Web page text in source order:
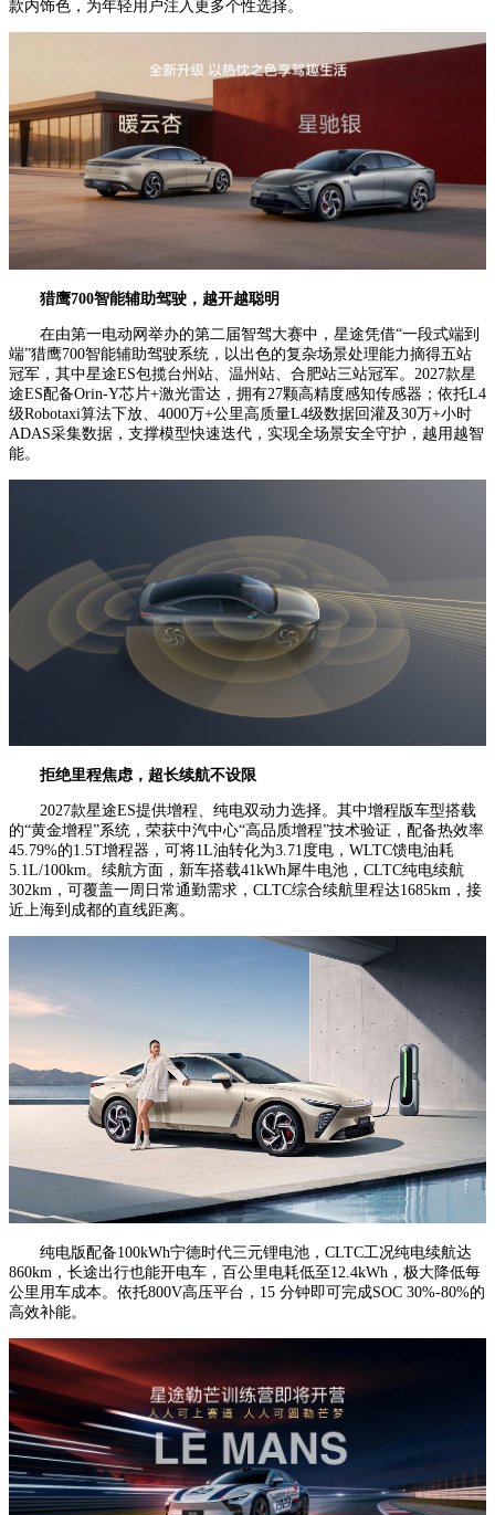
款内饰色，为年轻用户注入更多个性选择。
猎鹰700智能辅助驾驶，越开越聪明
在由第一电动网举办的第二届智驾大赛中，星途凭借“一段式端到
端”猎鹰700智能辅助驾驶系统，以出色的复杂场景处理能力摘得五站
冠军，其中星途ES包揽台州站、温州站、合肥站三站冠军。2027款星
途ES配备Orin-Y芯片+激光雷达，拥有27颗高精度感知传感器；依托L4
级Robotaxi算法下放、4000万+公里高质量L4级数据回灌及30万+小时
ADAS采集数据，支撑模型快速迭代，实现全场景安全守护，越用越智
能。
拒绝里程焦虑，超长续航不设限
2027款星途ES提供增程、纯电双动力选择。其中增程版车型搭载
的“黄金增程”系统，荣获中汽中心“高品质增程”技术验证，配备热效率
45.79%的1.5T增程器，可将1L油转化为3.71度电，WLTC馈电油耗
5.1L/100km。续航方面，新车搭载41kWh犀牛电池，CLTC纯电续航
302km，可覆盖一周日常通勤需求，CLTC综合续航里程达1685km，接
近上海到成都的直线距离。
纯电版配备100kWh宁德时代三元锂电池，CLTC工况纯电续航达
860km，长途出行也能开电车，百公里电耗低至12.4kWh，极大降低每
公里用车成本。依托800V高压平台，15 分钟即可完成SOC 30%-80%的
高效补能。